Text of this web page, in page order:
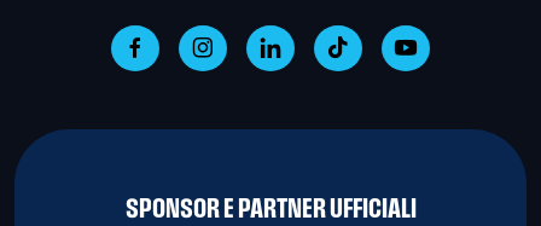
SPONSOR E PARTNER UFFICIALI